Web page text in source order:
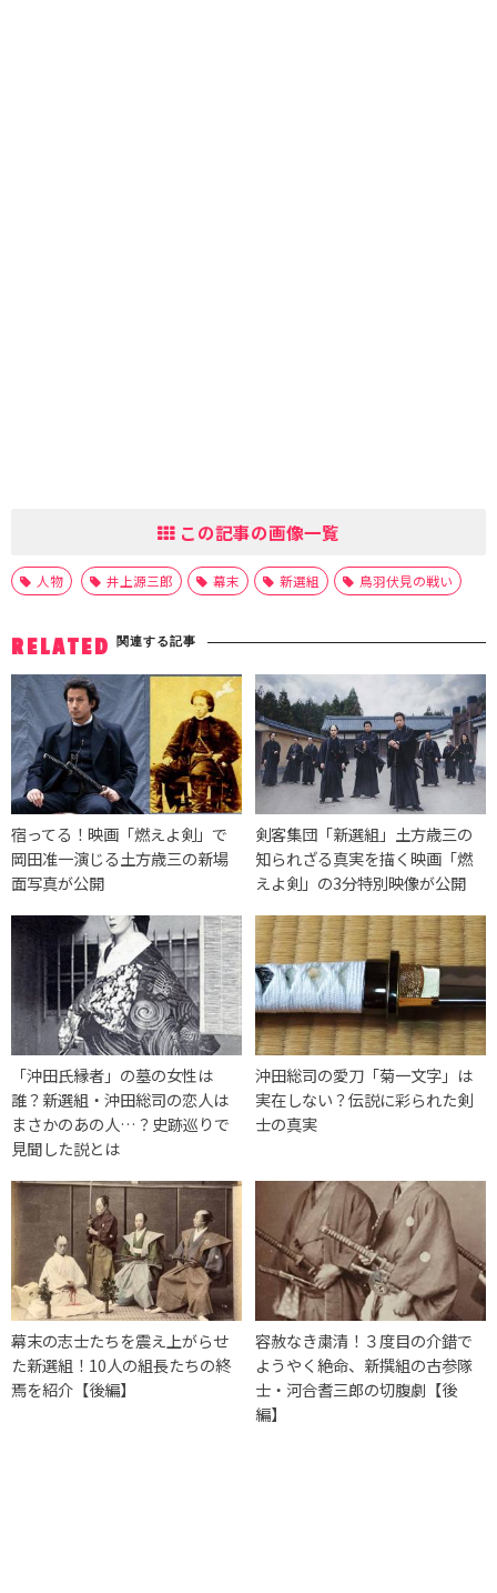
この記事の画像一覧
人物 井上源三郎 幕末 新選組 鳥羽伏見の戦い
RELATED 関連する記事
宿ってる！映画「燃えよ剣」で
岡田准一演じる土方歳三の新場
面写真が公開
剣客集団「新選組」土方歳三の
知られざる真実を描く映画「燃
えよ剣」の3分特別映像が公開
「沖田氏縁者」の墓の女性は
誰？新選組・沖田総司の恋人は
まさかのあの人…？史跡巡りで
見聞した説とは
沖田総司の愛刀「菊一文字」は
実在しない？伝説に彩られた剣
士の真実
幕末の志士たちを震え上がらせ
た新選組！10人の組長たちの終
焉を紹介【後編】
容赦なき粛清！３度目の介錯で
ようやく絶命、新撰組の古参隊
士・河合耆三郎の切腹劇【後
編】